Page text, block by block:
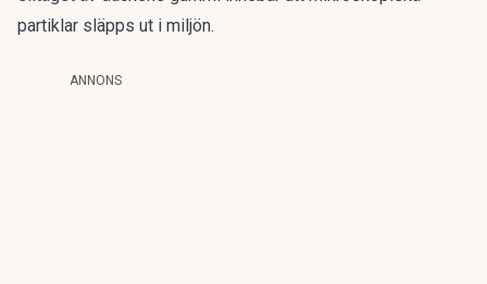
partiklar släpps ut i miljön.
ANNONS